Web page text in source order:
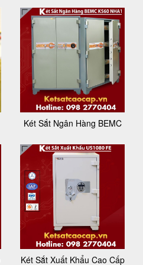
Két Sắt Ngân Hàng BEMC
Két Sắt Xuất Khẩu Cao Cấp